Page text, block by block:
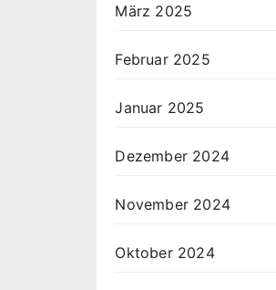
März 2025
Februar 2025
Januar 2025
Dezember 2024
November 2024
Oktober 2024